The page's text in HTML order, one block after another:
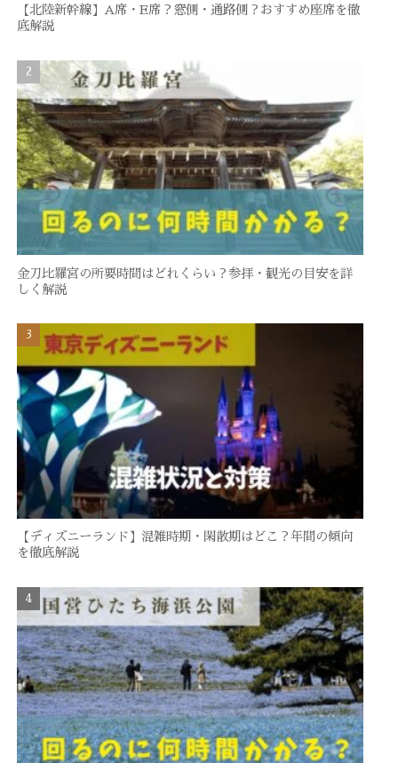
【北陸新幹線】A席・E席？窓側・通路側？おすすめ座席を徹
底解説
金刀比羅宮の所要時間はどれくらい？参拝・観光の目安を詳
しく解説
【ディズニーランド】混雑時期・閑散期はどこ？年間の傾向
を徹底解説